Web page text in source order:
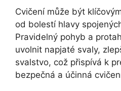
Cvičení může být
od bolestí hlavy
Pravidelný pohyb a
uvolnit napjaté svaly,
svalstvo, což přispívá k
bezpečná a účinná